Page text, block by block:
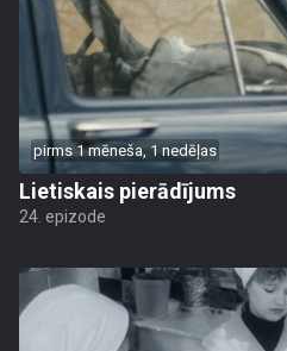
pirms 1 mēneša, 1 nedēļas
Lietiskais pierādījums
24. epizode